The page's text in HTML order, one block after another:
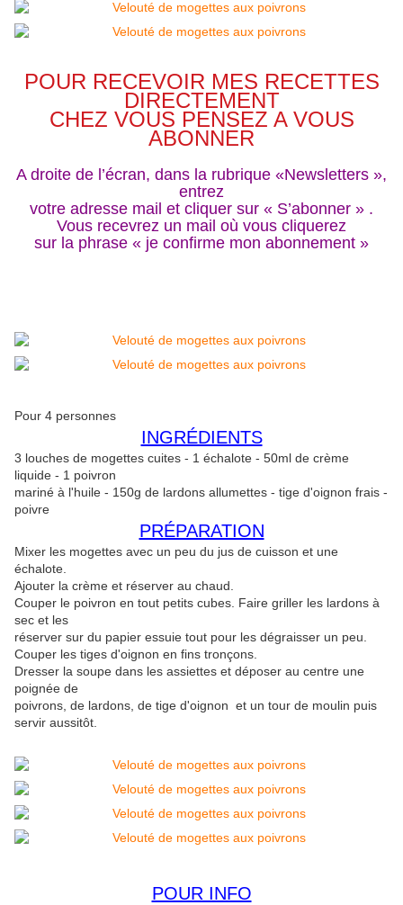
POUR RECEVOIR MES RECETTES
DIRECTEMENT
CHEZ VOUS PENSEZ A VOUS
ABONNER
A droite de l’écran, dans la rubrique «Newsletters »,
entrez
votre adresse mail et cliquer sur « S’abonner » .
Vous recevrez un mail où vous cliquerez
sur la phrase « je confirme mon abonnement »
Pour 4 personnes
INGRÉDIENTS
3 louches de mogettes cuites - 1 échalote - 50ml de crème
liquide - 1 poivron
mariné à l'huile - 150g de lardons allumettes - tige d'oignon frais -
poivre
PRÉPARATION
Mixer les mogettes avec un peu du jus de cuisson et une
échalote.
Ajouter la crème et réserver au chaud.
Couper le poivron en tout petits cubes. Faire griller les lardons à
sec et les
réserver sur du papier essuie tout pour les dégraisser un peu.
Couper les tiges d'oignon en fins tronçons.
Dresser la soupe dans les assiettes et déposer au centre une
poignée de
poivrons, de lardons, de tige d'oignon et un tour de moulin puis
servir aussitôt.
POUR INFO